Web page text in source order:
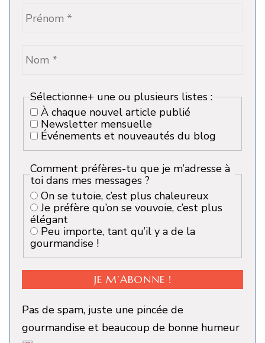
Sélectionne+ une ou plusieurs listes :
À chaque nouvel article publié
Newsletter mensuelle
Événements et nouveautés du blog
Comment préfères-tu que je m’adresse à
toi dans mes messages ?
On se tutoie, c’est plus chaleureux
Je préfère qu’on se vouvoie, c’est plus
élégant
gourmandise !
Pas de spam, juste une pincée de
gourmandise et beaucoup de bonne humeur